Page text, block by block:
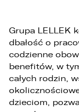
Grupa LELLEK
dbałość o
codzienne
benefitów, w
całych rodzin,
dzieciom,
swoich
wykonanie
1. Państwa